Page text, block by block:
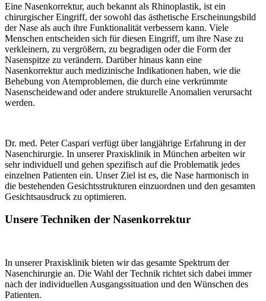
Eine Nasenkorrektur, auch bekannt als Rhinoplastik, ist ein
chirurgischer Eingriff, der sowohl das ästhetische Erscheinungsbild
der Nase als auch ihre Funktionalität verbessern kann. Viele
Menschen entscheiden sich für diesen Eingriff, um ihre Nase zu
verkleinern, zu vergrößern, zu begradigen oder die Form der
Nasenspitze zu verändern. Darüber hinaus kann eine
Nasenkorrektur auch medizinische Indikationen haben, wie die
Behebung von Atemproblemen, die durch eine verkrümmte
Nasenscheidewand oder andere strukturelle Anomalien verursacht
werden.
Dr. med. Peter Caspari verfügt über langjährige Erfahrung in der
Nasenchirurgie. In unserer Praxisklinik in München arbeiten wir
sehr individuell und gehen spezifisch auf die Problematik jedes
einzelnen Patienten ein. Unser Ziel ist es, die Nase harmonisch in
die bestehenden Gesichtsstrukturen einzuordnen und den gesamten
Gesichtsausdruck zu optimieren.
Unsere Techniken der Nasenkorrektur
In unserer Praxisklinik bieten wir das gesamte Spektrum der
Nasenchirurgie an. Die Wahl der Technik richtet sich dabei immer
nach der individuellen Ausgangssituation und den Wünschen des
Patienten.